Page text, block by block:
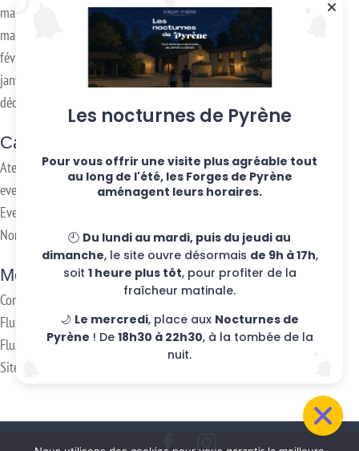
mai 2019
mars 2018
février 2018
janvier 2017
décembre 2016
Categories
Ateliers hebdo
evenements
Eventos
Non classifié(e)
Meta
Connexion
Flux des publications
Flux des commentaires
Site de WordPress-FR
Les nocturnes de Pyrène
Pour vous offrir une visite plus agréable tout
au long de l'été, les Forges de Pyrène
aménagent leurs horaires.
🕘 Du lundi au mardi, puis du jeudi au
dimanche, le site ouvre désormais de 9h à 17h,
soit 1 heure plus tôt, pour profiter de la
fraîcheur matinale.
🌙 Le mercredi, place aux Nocturnes de
Pyrène ! De 18h30 à 22h30, à la tombée de la
nuit.